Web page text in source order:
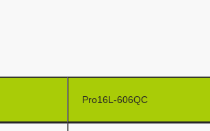
Pro16L-606QC